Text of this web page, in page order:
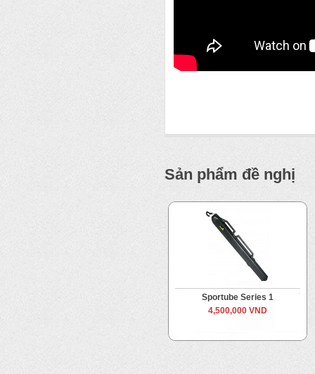
Sản phẩm đề nghị
Sportube Series 1
4,500,000 VND